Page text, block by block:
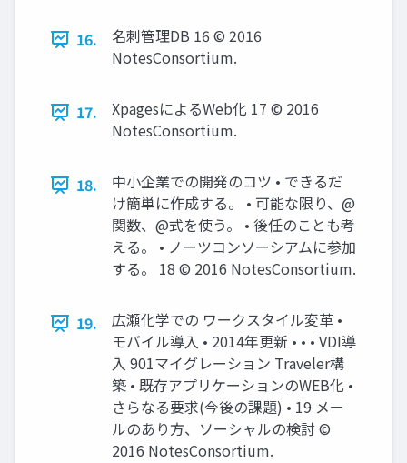
16.
名刺管理DB 16 © 2016
NotesConsortium.
17.
XpagesによるWeb化 17 © 2016
NotesConsortium.
18.
中小企業での開発のコツ • できるだ
け簡単に作成する。 • 可能な限り、@
関数、@式を使う。 • 後任のことも考
える。 • ノーツコンソーシアムに参加
する。 18 © 2016 NotesConsortium.
19.
広瀬化学での ワークスタイル変革 •
モバイル導入 • 2014年更新 • • • VDI導
入 901マイグレーション Traveler構
築 • 既存アプリケーションのWEB化 •
さらなる要求(今後の課題) • 19 メー
ルのあり方、ソーシャルの検討 ©
2016 NotesConsortium.